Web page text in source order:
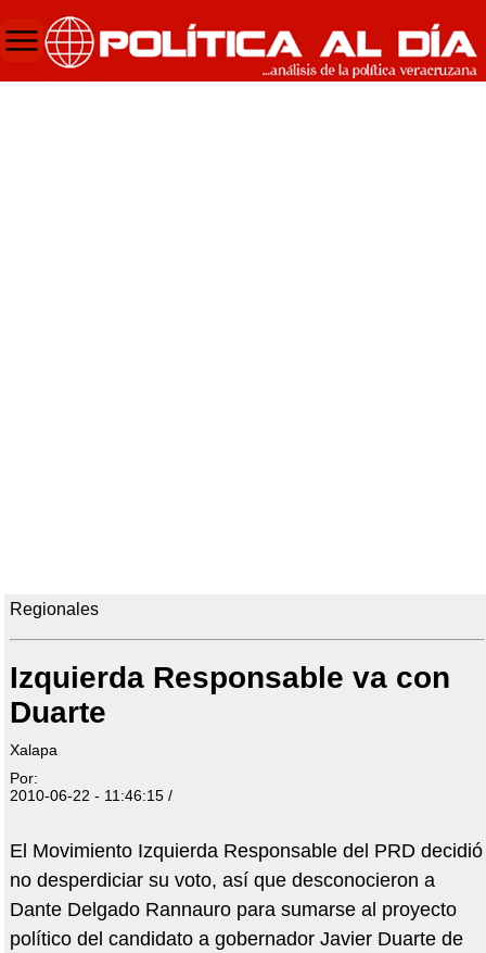
Regionales
Izquierda Responsable va con
Duarte
Xalapa
Por:
2010-06-22 - 11:46:15 /
El Movimiento Izquierda Responsable del PRD decidió
no desperdiciar su voto, así que desconocieron a
Dante Delgado Rannauro para sumarse al proyecto
político del candidato a gobernador Javier Duarte de